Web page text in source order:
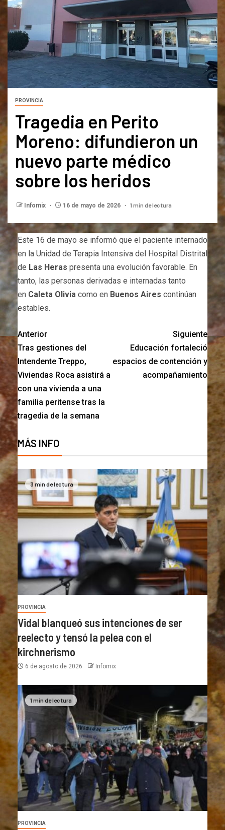
PROVINCIA
Tragedia en Perito
Moreno: difundieron un
nuevo parte médico
sobre los heridos
Infomix 16 de mayo de 2026 1 min de lectura
Este 16 de mayo se informó que el paciente internado
en la Unidad de Terapia Intensiva del Hospital Distrital
de Las Heras presenta una evolución favorable. En
tanto, las personas derivadas e internadas tanto
en Caleta Olivia como en Buenos Aires continúan
estables.
Anterior
Tras gestiones del
Intendente Treppo,
Viviendas Roca asistirá a
con una vivienda a una
familia peritense tras la
tragedia de la semana
Siguiente
Educación fortaleció
espacios de contención y
acompañamiento
MÁS INFO
3 min de lectura
PROVINCIA
Vidal blanqueó sus intenciones de ser
reelecto y tensó la pelea con el
kirchnerismo
6 de agosto de 2026 Infomix
1 min de lectura
PROVINCIA